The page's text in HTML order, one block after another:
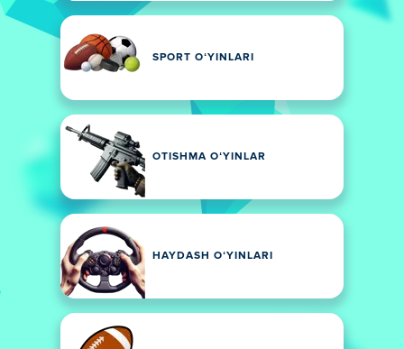
SPORT OʻYINLARI
OTISHMA OʻYINLAR
HAYDASH OʻYINLARI